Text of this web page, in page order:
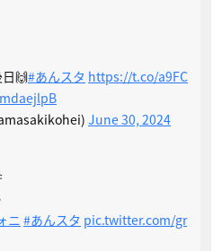
🙌#あんスタ https://t.co/a9FC
June 30, 2024
ニ#あんスタ pic.twitter.com/gr